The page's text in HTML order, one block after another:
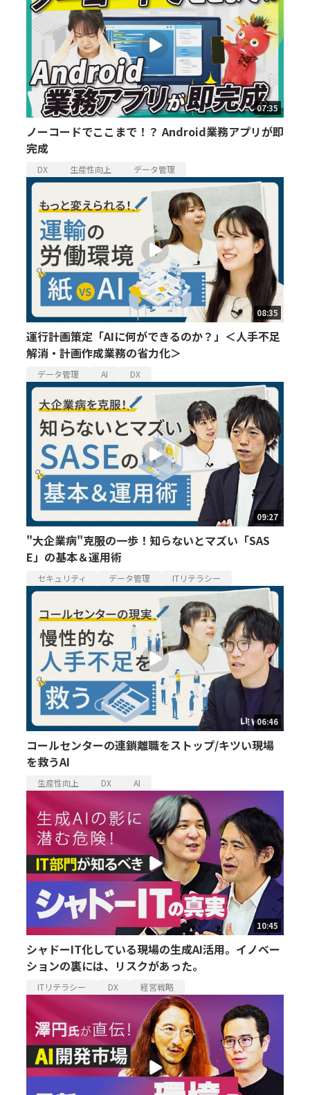
07:35
ノーコードでここまで！？ Android業務アプリが即
完成
DX 生産性向上 データ管理
08:35
運行計画策定「AIに何ができるのか？」＜人手不足
解消・計画作成業務の省力化＞
データ管理 AI DX
09:27
"大企業病"克服の一歩！知らないとマズい「SAS
E」の基本＆運用術
セキュリティ データ管理 ITリテラシー
06:46
コールセンターの連鎖離職をストップ/キツい現場
を救うAI
生産性向上 DX AI
10:45
シャドーIT化している現場の生成AI活用。イノベー
ションの裏には、リスクがあった。
ITリテラシー DX 経営戦略